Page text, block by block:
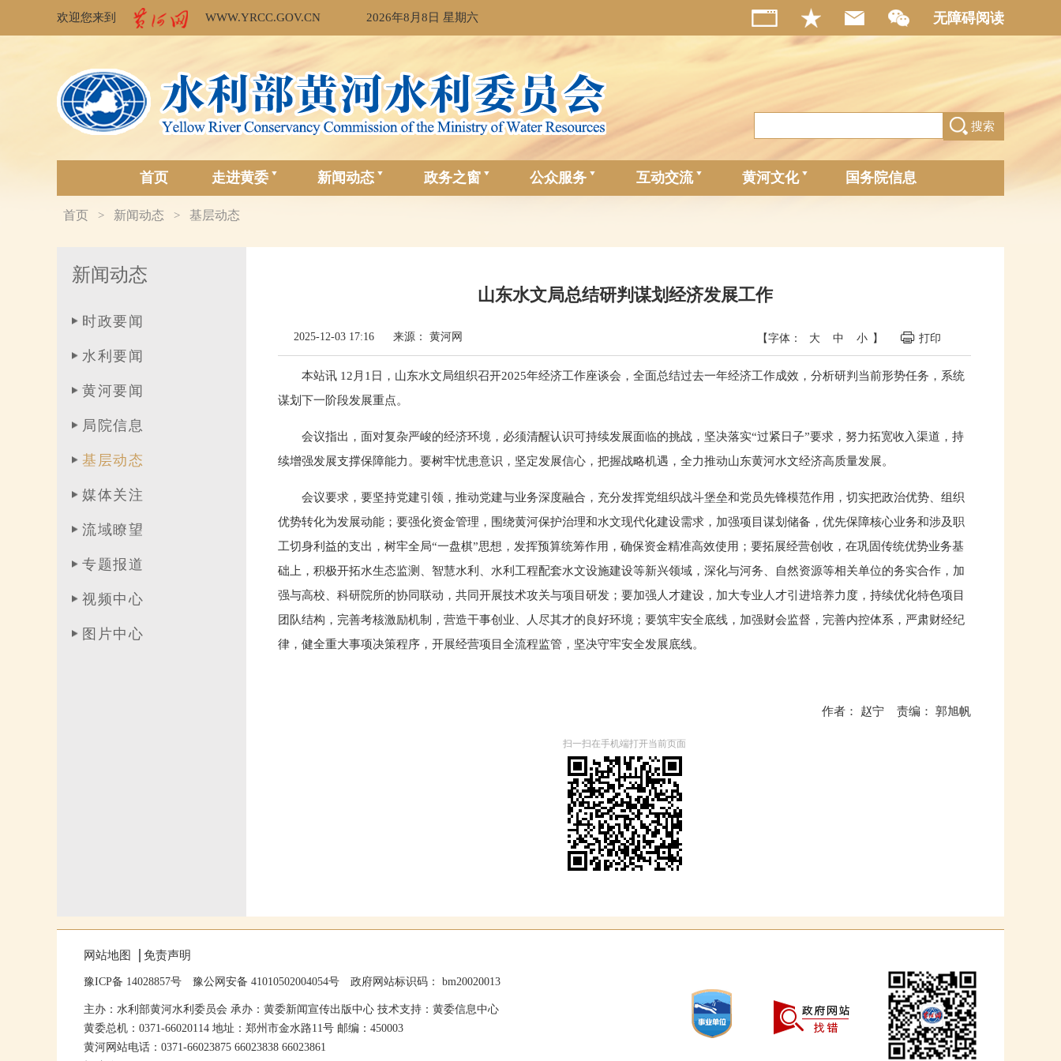
欢迎您来到 WWW.YRCC.GOV.CN 2026年8月8日 星期六 无障碍阅读
搜索
首页 走进黄委 新闻动态 政务之窗 公众服务 互动交流 黄河文化 国务院信息
首页 > 新闻动态 > 基层动态
新闻动态
时政要闻
水利要闻
黄河要闻
局院信息
基层动态
媒体关注
流域瞭望
专题报道
视频中心
图片中心
山东水文局总结研判谋划经济发展工作
【字体： 大 中 小 】 打印
2025-12-03 17:16 来源： 黄河网
本站讯 12月1日，山东水文局组织召开2025年经济工作座谈会，全面总结过去一年经济工作成效，分析研判当前形势任务，系统
谋划下一阶段发展重点。
会议指出，面对复杂严峻的经济环境，必须清醒认识可持续发展面临的挑战，坚决落实“过紧日子”要求，努力拓宽收入渠道，持
续增强发展支撑保障能力。要树牢忧患意识，坚定发展信心，把握战略机遇，全力推动山东黄河水文经济高质量发展。
会议要求，要坚持党建引领，推动党建与业务深度融合，充分发挥党组织战斗堡垒和党员先锋模范作用，切实把政治优势、组织
优势转化为发展动能；要强化资金管理，围绕黄河保护治理和水文现代化建设需求，加强项目谋划储备，优先保障核心业务和涉及职
工切身利益的支出，树牢全局“一盘棋”思想，发挥预算统筹作用，确保资金精准高效使用；要拓展经营创收，在巩固传统优势业务基
础上，积极开拓水生态监测、智慧水利、水利工程配套水文设施建设等新兴领域，深化与河务、自然资源等相关单位的务实合作，加
强与高校、科研院所的协同联动，共同开展技术攻关与项目研发；要加强人才建设，加大专业人才引进培养力度，持续优化特色项目
团队结构，完善考核激励机制，营造干事创业、人尽其才的良好环境；要筑牢安全底线，加强财会监督，完善内控体系，严肃财经纪
律，健全重大事项决策程序，开展经营项目全流程监管，坚决守牢安全发展底线。
作者： 赵宁 责编： 郭旭帆
扫一扫在手机端打开当前页面
网站地图 免责声明
豫ICP备 14028857号 豫公网安备 41010502004054号 政府网站标识码： bm20020013
主办：水利部黄河水利委员会 承办：黄委新闻宣传出版中心 技术支持：黄委信息中心
黄委总机：0371-66020114 地址：郑州市金水路11号 邮编：450003
黄河网站电话：0371-66023875 66023838 66023861